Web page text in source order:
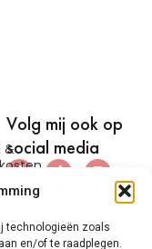
technologieën zoals
en/of te raadplegen.
&
Volg mij ook op
social media